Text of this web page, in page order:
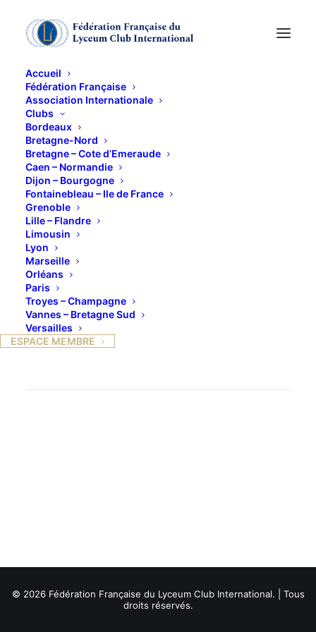
Accueil
Fédération Française
Association Internationale
Clubs
Bordeaux
Bretagne-Nord
Bretagne – Cote d’Emeraude
Caen – Normandie
Dijon – Bourgogne
Fontainebleau – Ile de France
Grenoble
Lille – Flandre
Limousin
Lyon
Marseille
Orléans
Paris
Troyes – Champagne
Vannes – Bretagne Sud
Versailles
ESPACE MEMBRE
Déjeuner de rentrée
27 SEPTEMBRE 2011
Pour nous retrouver nombreuses après 3 mois
d’absence.
© 2026 Fédération Française du Lyceum Club International. | Tous
droits réservés.